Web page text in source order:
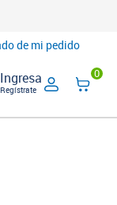
de mi pedido
Ingresa
Regístrate
0